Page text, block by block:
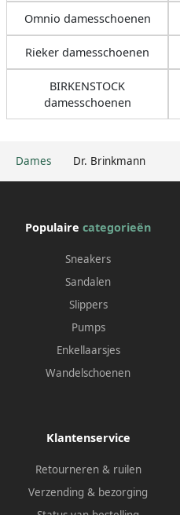
Dames Dr. Brinkmann
Omnio damesschoenen
Rieker damesschoenen
BIRKENSTOCK
damesschoenen
Populaire categorieën
Sneakers
Sandalen
Slippers
Pumps
Enkellaarsjes
Wandelschoenen
Klantenservice
Retourneren & ruilen
Verzending & bezorging